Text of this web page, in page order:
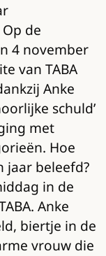
de
4 november
van TABA
Anke
schuld’
met
Hoe
jaar beleefd?
in de
Anke
biertje in de
vrouw die